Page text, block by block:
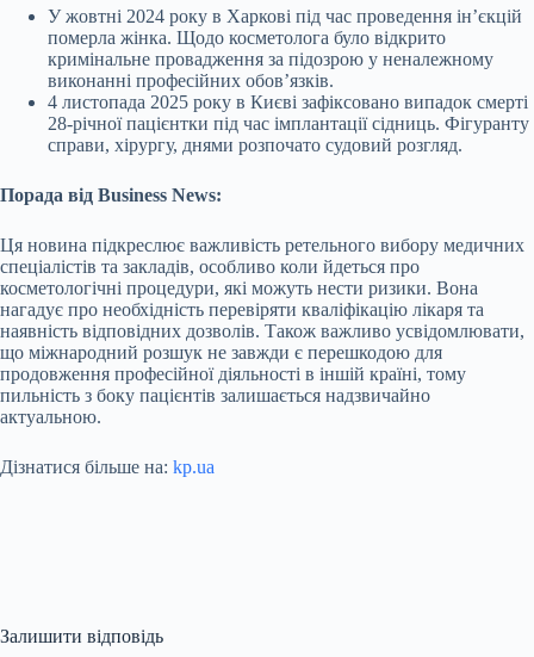
У жовтні 2024 року в Харкові під час проведення ін’єкцій
померла жінка. Щодо косметолога було відкрито
кримінальне провадження за підозрою у неналежному
виконанні професійних обов’язків.
4 листопада 2025 року в Києві зафіксовано випадок смерті
28-річної пацієнтки під час імплантації сідниць. Фігуранту
справи, хірургу, днями розпочато судовий розгляд.
Порада від Business News:
Ця новина підкреслює важливість ретельного вибору медичних
спеціалістів та закладів, особливо коли йдеться про
косметологічні процедури, які можуть нести ризики. Вона
нагадує про необхідність перевіряти кваліфікацію лікаря та
наявність відповідних дозволів. Також важливо усвідомлювати,
що міжнародний розшук не завжди є перешкодою для
продовження професійної діяльності в іншій країні, тому
пильність з боку пацієнтів залишається надзвичайно
актуальною.
Дізнатися більше на: kp.ua
Залишити відповідь